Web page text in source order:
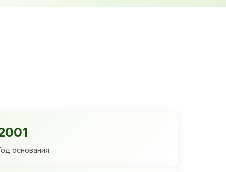
основания